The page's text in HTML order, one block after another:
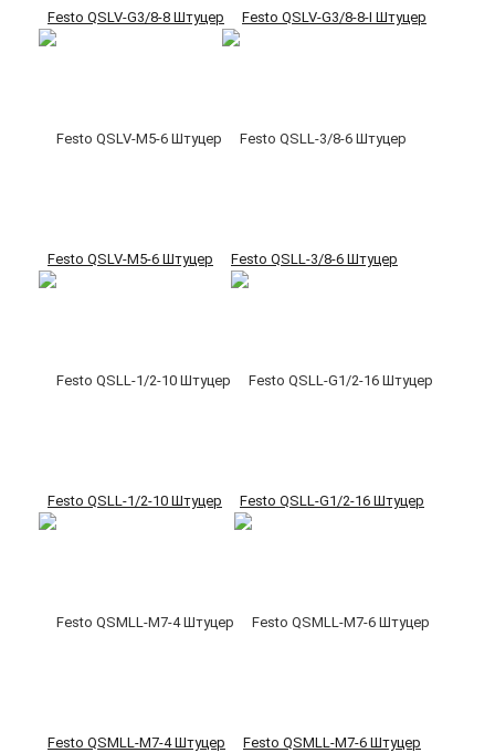
Festo QSLV-G3/8-8 Штуцер Festo QSLV-G3/8-8-I Штуцер
Festo QSLV-M5-6 Штуцер Festo QSLL-3/8-6 Штуцер
Festo QSLL-1/2-10 Штуцер Festo QSLL-G1/2-16 Штуцер
Festo QSMLL-M7-4 Штуцер Festo QSMLL-M7-6 Штуцер